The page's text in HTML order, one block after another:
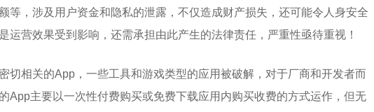
等，涉及用户资金和隐私的泄露，不仅造成财产损失，还可能令人身安全
运营效果受到影响，还需承担由此产生的法律责任，严重性亟待重视！
切相关的App，一些工具和游戏类型的应用被破解，对于厂商和开发者而
App主要以一次性付费购买或免费下载应用内购买收费的方式运作，但无